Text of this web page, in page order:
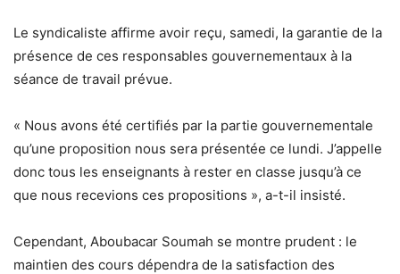
Le syndicaliste affirme avoir reçu, samedi, la garantie de la
présence de ces responsables gouvernementaux à la
séance de travail prévue.
« Nous avons été certifiés par la partie gouvernementale
qu’une proposition nous sera présentée ce lundi. J’appelle
donc tous les enseignants à rester en classe jusqu’à ce
que nous recevions ces propositions », a-t-il insisté.
Cependant, Aboubacar Soumah se montre prudent : le
maintien des cours dépendra de la satisfaction des